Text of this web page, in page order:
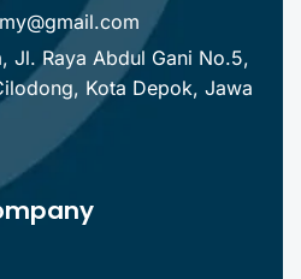
Jl. Raya Abdul Gani No.5,
Kota Depok, Jawa